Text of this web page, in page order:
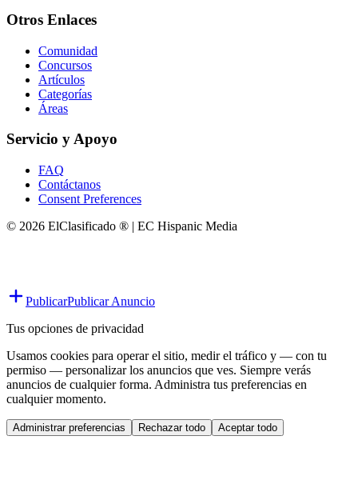
Otros Enlaces
Comunidad
Concursos
Artículos
Categorías
Áreas
Servicio y Apoyo
FAQ
Contáctanos
Consent Preferences
© 2026 ElClasificado ® | EC Hispanic Media
PublicarPublicar Anuncio
Tus opciones de privacidad
Usamos cookies para operar el sitio, medir el tráfico y — con tu
permiso — personalizar los anuncios que ves. Siempre verás
anuncios de cualquier forma. Administra tus preferencias en
cualquier momento.
Administrar preferencias Rechazar todo Aceptar todo